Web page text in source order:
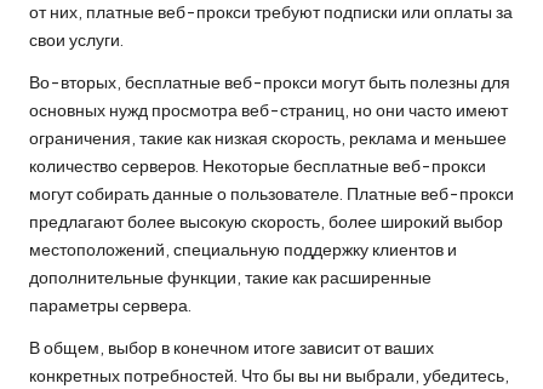
от них, платные веб-прокси требуют подписки или оплаты за
свои услуги.
Во-вторых, бесплатные веб-прокси могут быть полезны для
основных нужд просмотра веб-страниц, но они часто имеют
ограничения, такие как низкая скорость, реклама и меньшее
количество серверов. Некоторые бесплатные веб-прокси
могут собирать данные о пользователе. Платные веб-прокси
предлагают более высокую скорость, более широкий выбор
местоположений, специальную поддержку клиентов и
дополнительные функции, такие как расширенные
параметры сервера.
В общем, выбор в конечном итоге зависит от ваших
конкретных потребностей. Что бы вы ни выбрали, убедитесь,